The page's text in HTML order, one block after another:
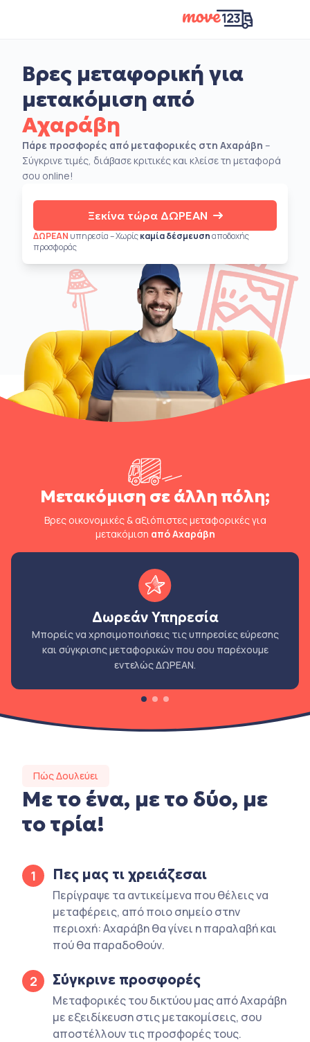
Βρες μεταφορική για
μετακόμιση από
Αχαράβη
Πάρε προσφορές από μεταφορικές στη Αχαράβη –
Σύγκρινε τιμές, διάβασε κριτικές και κλείσε τη μεταφορά
σου online!
Ξεκίνα τώρα ΔΩΡΕΑΝ
ΔΩΡΕΑΝ υπηρεσία – Χωρίςκαμία δέσμευσηαποδοχής
προσφοράς
Μετακόμιση σε άλλη πόλη;
Βρες οικονομικές & αξιόπιστες μεταφορικές για
μετακόμιση από Αχαράβη
Δωρεάν Υπηρεσία
Μπορείς να χρησιμοποιήσεις τις υπηρεσίες εύρεσης
και σύγκρισης μεταφορικών που σου παρέχουμε
εντελώς ΔΩΡΕΑΝ.
Πώς Δουλεύει
Με το ένα, με το δύο, με
το τρία!
1 Πες μας τι χρειάζεσαι
Περίγραψε τα αντικείμενα που θέλεις να
μεταφέρεις, από ποιο σημείο στην
περιοχή: Αχαράβη θα γίνει η παραλαβή και
πού θα παραδοθούν.
2 Σύγκρινε προσφορές
Μεταφορικές του δικτύου μας από Αχαράβη
με εξειδίκευση στις μετακομίσεις, σου
αποστέλλουν τις προσφορές τους.